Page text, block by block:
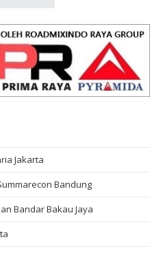
Jakarta
Bandung
Bandar Bakau Jaya